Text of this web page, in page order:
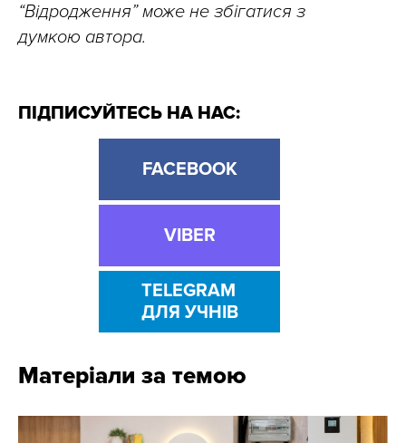
“Відродження” може не збігатися з
думкою автора.
ПІДПИСУЙТЕСЬ НА НАС:
FACEBOOK
VIBER
TELEGRAM
ДЛЯ УЧНІВ
Матеріали за темою